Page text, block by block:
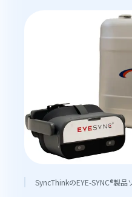
SyncThinkのEYE-SYNC®製品